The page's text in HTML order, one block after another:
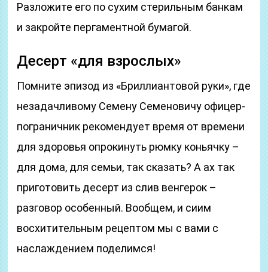
Разложите его по сухим стерильным банкам
и закройте пергаментной бумагой.
Десерт «для взрослых»
Помните эпизод из «Бриллиантовой руки», где
незадачливому Семену Семеновичу офицер-
пограничник рекомендует время от времени
для здоровья опрокинуть рюмку коньячку –
для дома, для семьи, так сказать? А ах так
приготовить десерт из слив венгерок –
разговор особенный. Вообщем, и сиим
восхитительным рецептом мы с вами с
наслаждением поделимся!